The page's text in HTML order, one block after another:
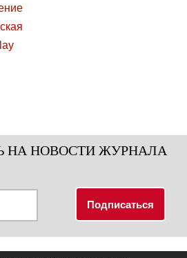
НА НОВОСТИ ЖУРНАЛА